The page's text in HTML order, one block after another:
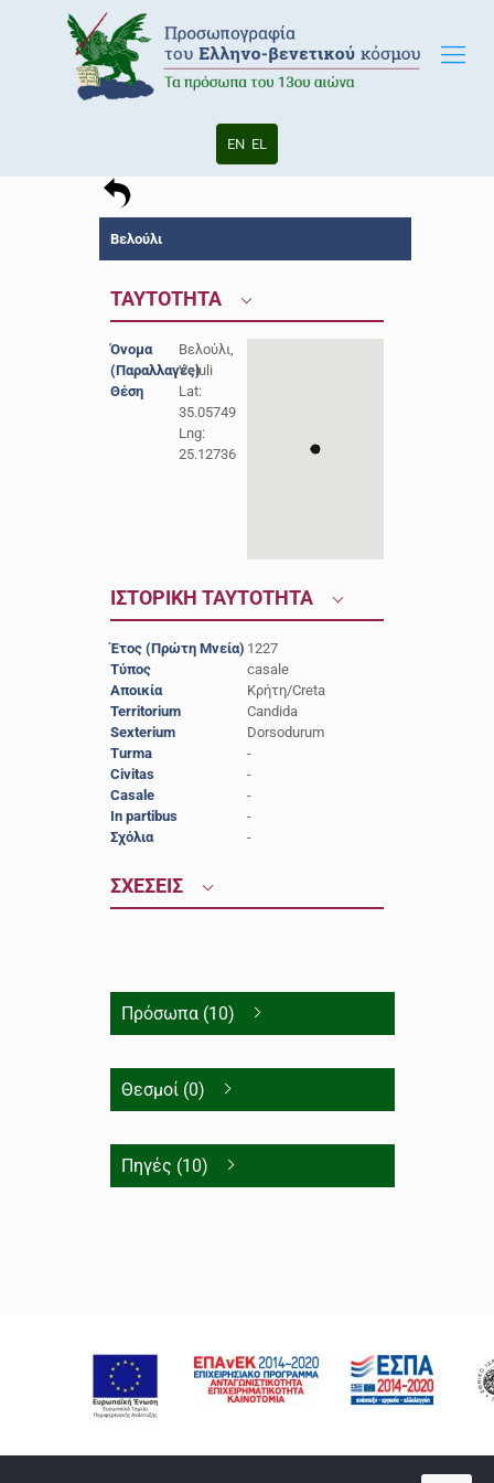
EN EL
Βελούλι
ΤΑΥΤΟΤΗΤΑ
Όνομα
(Παραλλαγές)
Βελούλι,
Veluli
Θέση
Lat:
35.05749
Lng:
25.12736
ΙΣΤΟΡΙΚΗ ΤΑΥΤΟΤΗΤΑ
Έτος (Πρώτη Μνεία) 1227
Τύπος
casale
Αποικία
Κρήτη/Creta
Territorium
Candida
Sexterium
Dorsodurum
Turma
-
Civitas
-
Casale
-
In partibus
-
Σχόλια
-
ΣΧΕΣΕΙΣ
Πρόσωπα (10)
Θεσμοί (0)
Πηγές (10)